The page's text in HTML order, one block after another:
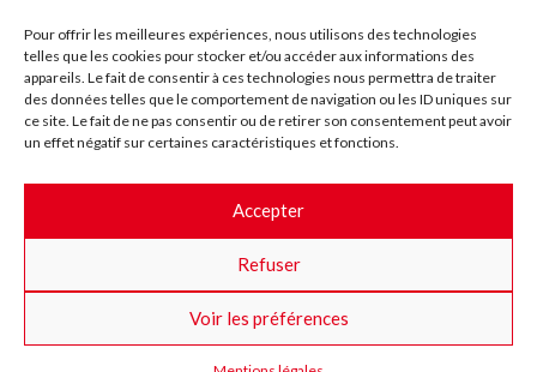
Pour offrir les meilleures expériences, nous utilisons des technologies
telles que les cookies pour stocker et/ou accéder aux informations des
appareils. Le fait de consentir à ces technologies nous permettra de traiter
des données telles que le comportement de navigation ou les ID uniques sur
ce site. Le fait de ne pas consentir ou de retirer son consentement peut avoir
un effet négatif sur certaines caractéristiques et fonctions.
Accepter
Refuser
Voir les préférences
Plan du site
Contact
Accessibilité
Crédits
Les marchés publics
Suggestions & Améliorations
Facebook
InstaTwitterYoutube